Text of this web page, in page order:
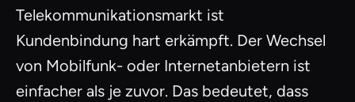
Telekommunikationsmarkt ist
Kundenbindung hart erkämpft. Der Wechsel
von Mobilfunk- oder Internetanbietern ist
einfacher als je zuvor. Das bedeutet, dass